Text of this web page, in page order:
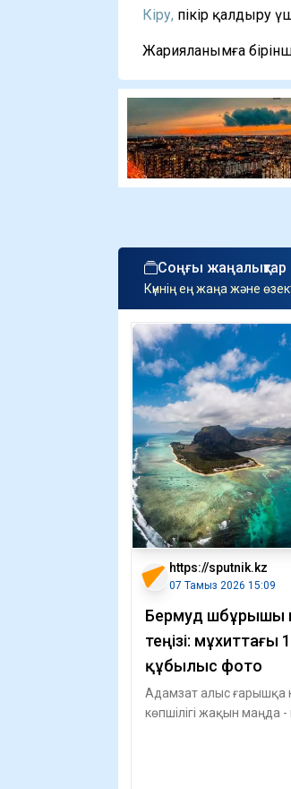
Кіру, пікір қалдыру
Жарияланымға
Соңғы жаңалықтар
Күннің ең жаңа және
https://sputnik.kz
07 Тамыз 2026 15:09
Бермуд үшбұрышы
теңізі:
құбылыс фото
Адамзат алыс ғарышқа
көпшілігі жақын маңда